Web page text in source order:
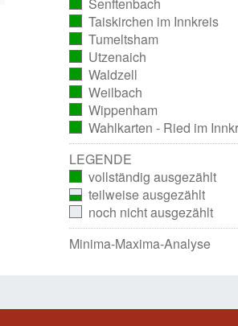
ausgezählt)
ausgezählt)
Taiskirchen im Innkreis
ausgezählt)
Tumeltsham
ausgezählt)
Utzenaich
ausgezählt)
Waldzell
ausgezählt)
Weilbach
ausgezählt)
Wippenham
ausgezählt)
Wahlkarten - Ried im
ausgezählt)
LEGENDE
vollständig ausgezählt
teilweise ausgezählt
noch nicht ausgezählt
Minima-Maxima-Analyse